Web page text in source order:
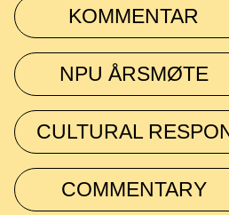
KOMMENTAR
NPU ÅRSMØTE
CULTURAL
COMMENTARY